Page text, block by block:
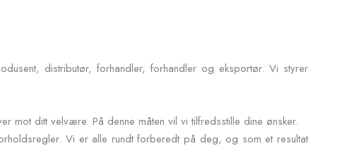
distributør, forhandler, forhandler og eksportør. Vi styrer
mot ditt velvære. På denne måten vil vi tilfredsstille dine ønsker.
Vi er alle rundt forberedt på deg, og som et resultat